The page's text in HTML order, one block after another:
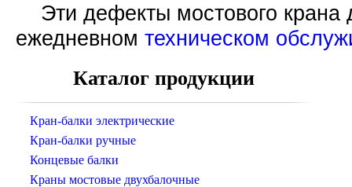
Эти дефекты мостового крана
ежедневном техническом
Каталог продукции
Кран-балки электрические
Кран-балки ручные
Концевые балки
Краны мостовые двухбалочные